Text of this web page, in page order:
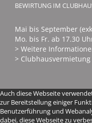
BEWIRTUNG IM
Mai bis September
Mo. bis Fr. ab 17.30
> Weitere
> Clubhausvermietung
Auch diese Webseite
zur Bereitstellung einiger
Benutzerführung und
dabei, diese Webseite zu